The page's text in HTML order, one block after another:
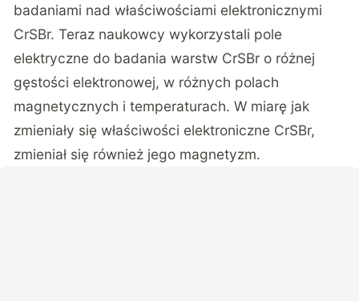
badaniami nad właściwościami elektronicznymi
CrSBr. Teraz naukowcy wykorzystali pole
elektryczne do badania warstw CrSBr o różnej
gęstości elektronowej, w różnych polach
magnetycznych i temperaturach. W miarę jak
zmieniały się właściwości elektroniczne CrSBr,
zmieniał się również jego magnetyzm.